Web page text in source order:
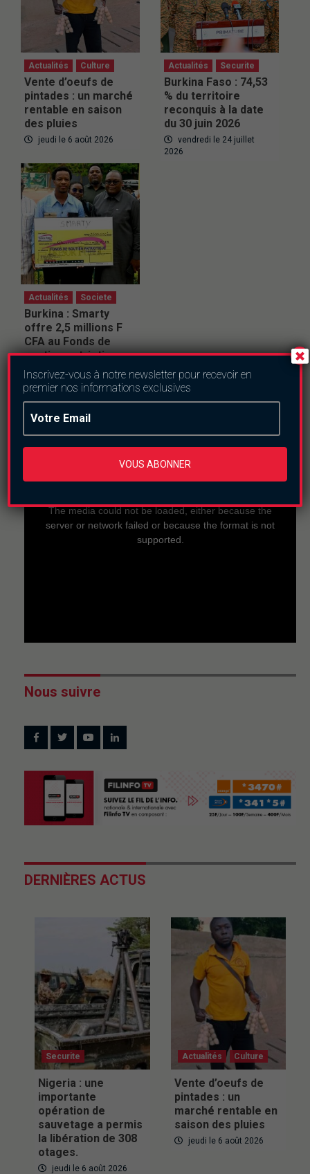
Actualités Culture
Vente d’oeufs de
pintades : un marché
rentable en saison
des pluies
jeudi le 6 août 2026
Actualités Securite
Burkina Faso : 74,53
% du territoire
reconquis à la date
du 30 juin 2026
vendredi le 24 juillet
2026
Actualités Societe
Burkina : Smarty
offre 2,5 millions F
CFA au Fonds de
soutien patriotique
vendredi le 24 juillet
2026
a
The media could not be loaded, either because the
server or network failed or because the format is not
supported.
Nous suivre
DERNIÈRES ACTUS
Securite
Nigeria : une
importante
opération de
sauvetage a permis
la libération de 308
otages.
jeudi le 6 août 2026
Actualités Culture
Vente d’oeufs de
pintades : un
marché rentable en
saison des pluies
jeudi le 6 août 2026
Inscrivez-vous à notre newsletter pour recevoir en
premier nos informations exclusives
VOUS ABONNER